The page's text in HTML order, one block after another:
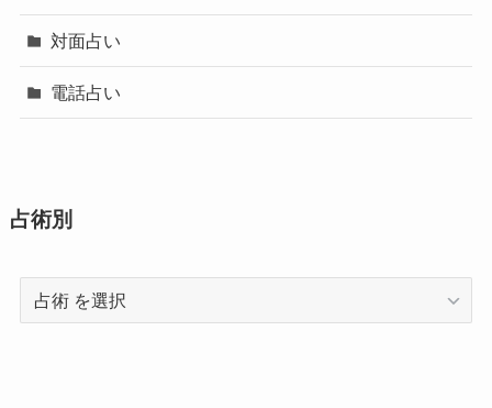
対面占い
電話占い
占術別
術